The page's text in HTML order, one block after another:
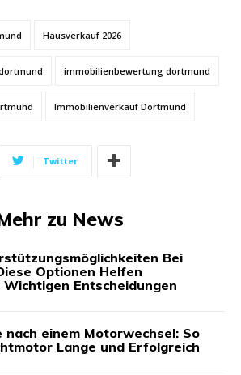
Hausverkauf 2026
immobilienbewertung dortmund
Immobilienverkauf Dortmund
Twitter
zu News
Bei
Optionen Helfen
Entscheidungen
einem Motorwechsel: So
Lange und Erfolgreich